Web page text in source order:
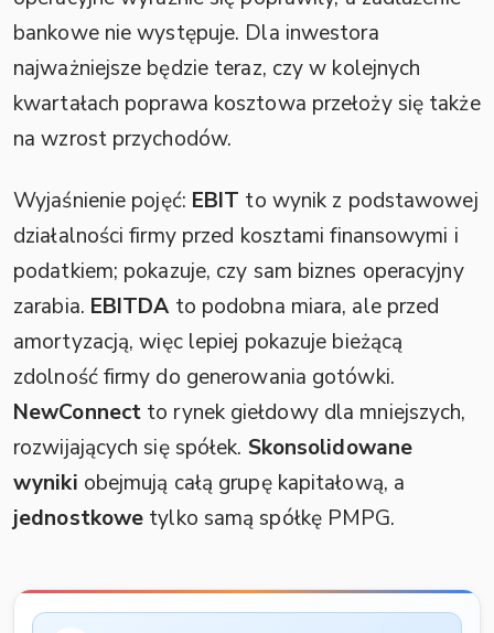
bankowe nie występuje. Dla inwestora
najważniejsze będzie teraz, czy w kolejnych
kwartałach poprawa kosztowa przełoży się także
na wzrost przychodów.
Wyjaśnienie pojęć: EBIT to wynik z podstawowej
działalności firmy przed kosztami finansowymi i
podatkiem; pokazuje, czy sam biznes operacyjny
zarabia. EBITDA to podobna miara, ale przed
amortyzacją, więc lepiej pokazuje bieżącą
zdolność firmy do generowania gotówki.
NewConnect to rynek giełdowy dla mniejszych,
rozwijających się spółek. Skonsolidowane
wyniki obejmują całą grupę kapitałową, a
jednostkowe tylko samą spółkę PMPG.